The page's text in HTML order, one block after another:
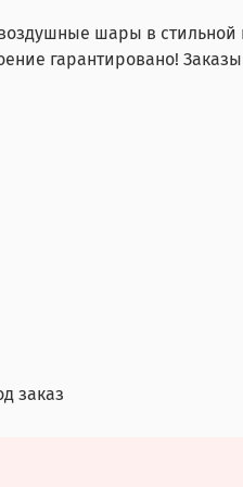
шары в
гарантировано!
заказ